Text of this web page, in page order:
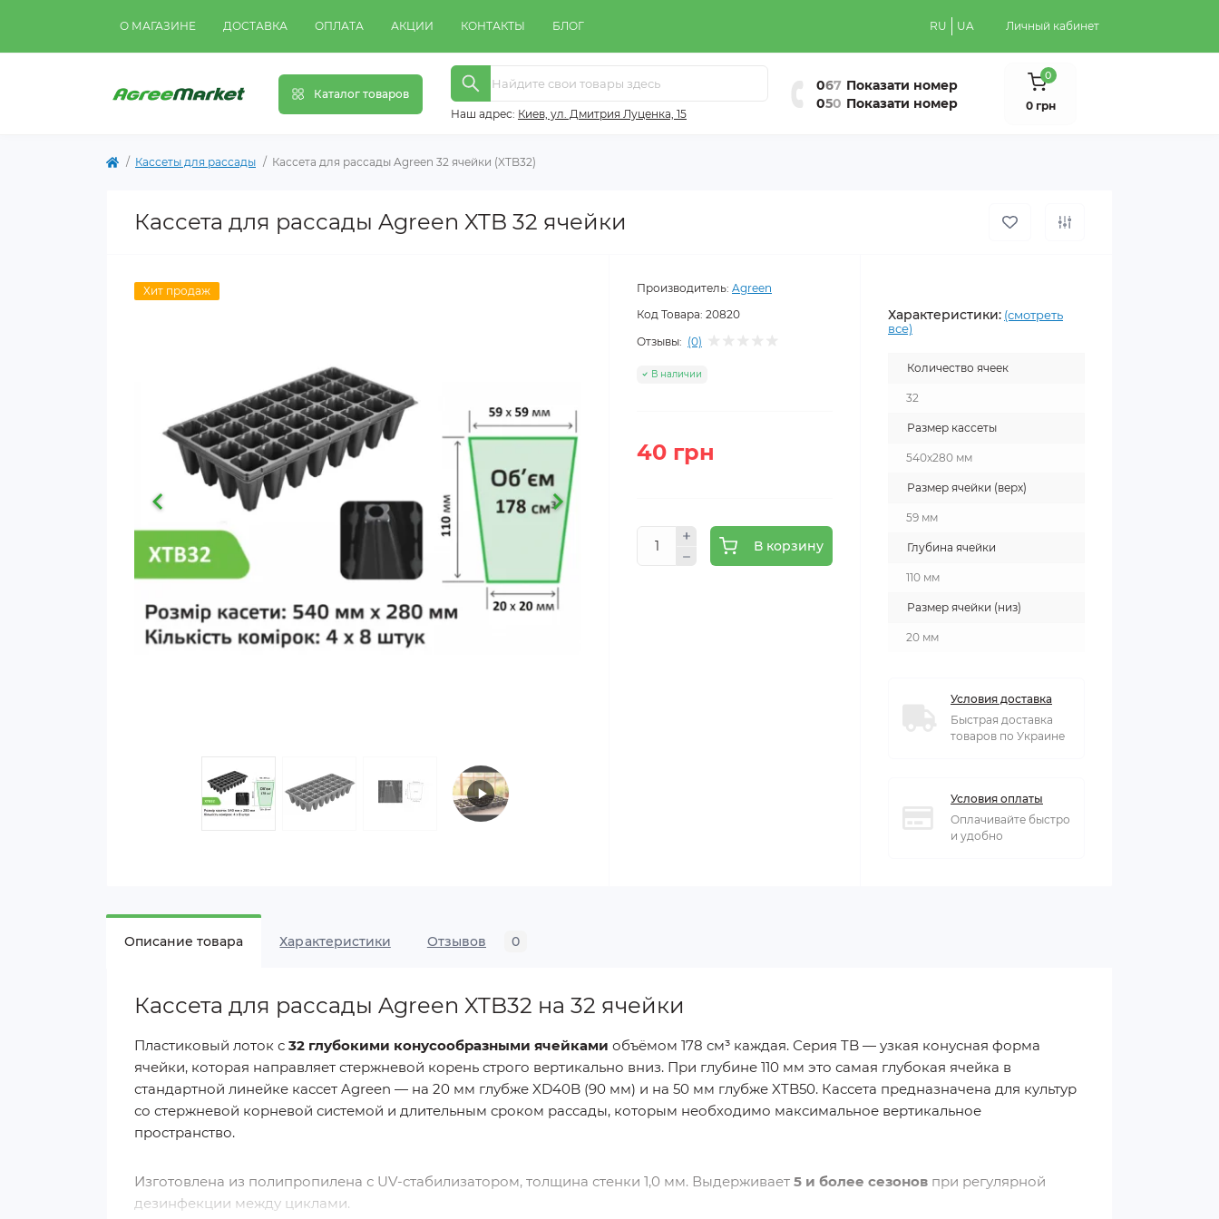
О МАГАЗИНЕ ДОСТАВКА ОПЛАТА АКЦИИ КОНТАКТЫ БЛОГ RU UA Личный кабинет
Каталог товаров
Наш адрес: Киeв, ул. Дмитрия Луценка, 15
067 Показати номер
050 Показати номер
0
0 грн
Кассеты для рассады Кассета для рассады Agreen 32 ячейки (XTB32)
Кассета для рассады Agreen XTB 32 ячейки
Хит продаж Производитель: Agreen
Код Товара: 20820
Отзывы: (0)
В наличии
40 грн
В корзину
Характеристики: (смотреть
все)
Количество ячеек
32
Размер кассеты
540х280 мм
Размер ячейки (верх)
59 мм
Глубина ячейки
110 мм
Размер ячейки (низ)
20 мм
Условия доставка
Быстрая доставка
товаров по Украине
Условия оплаты
Оплачивайте быстро
и удобно
Описание товара Характеристики Отзывов 0
Кассета для рассады Agreen XTB32 на 32 ячейки
Пластиковый лоток с 32 глубокими конусообразными ячейками объёмом 178 см³ каждая. Серия TB — узкая конусная форма
ячейки, которая направляет стержневой корень строго вертикально вниз. При глубине 110 мм это самая глубокая ячейка в
стандартной линейке кассет Agreen — на 20 мм глубже XD40B (90 мм) и на 50 мм глубже XTB50. Кассета предназначена для культур
со стержневой корневой системой и длительным сроком рассады, которым необходимо максимальное вертикальное
пространство.
Изготовлена из полипропилена с UV-стабилизатором, толщина стенки 1,0 мм. Выдерживает 5 и более сезонов при регулярной
дезинфекции между циклами.